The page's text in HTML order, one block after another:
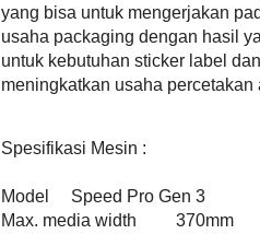
yang bisa untuk mengerjakan
usaha packaging dengan hasil
untuk kebutuhan sticker label
meningkatkan usaha percetakan
Spesifikasi Mesin :
Model
Speed Pro Gen 3
Max. media width
370mm